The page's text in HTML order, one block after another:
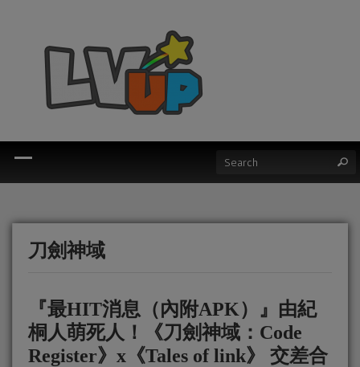
刀劍神域
『最HIT消息（內附APK）』由紀
桐人萌死人！《刀劍神域：Code
Register》x《Tales of link》 交差合